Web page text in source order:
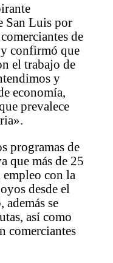
San Luis por
de
confirmó que
el trabajo de
y
economía,
prevalece
programas de
que más de 25
con la
desde el
se
así como
comerciantes